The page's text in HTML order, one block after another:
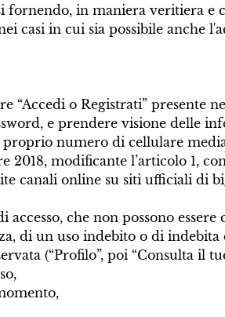
in maniera veritiera
casi in cui sia possibile anche
o Registrati” presente
e prendere visione delle
numero di cellulare
modificante l’articolo 1,
canali online su siti ufficiali di
che non possono
di un uso indebito o di indebita
(“Profilo”, poi “Consulta il